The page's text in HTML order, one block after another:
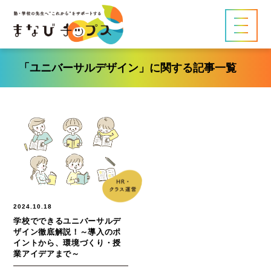
「ユニバーサルデザイン」に関する記事一覧
2024.10.18
学校でできるユニバーサルデ
ザイン徹底解説！～導入のポ
イントから、環境づくり・授
業アイデアまで～